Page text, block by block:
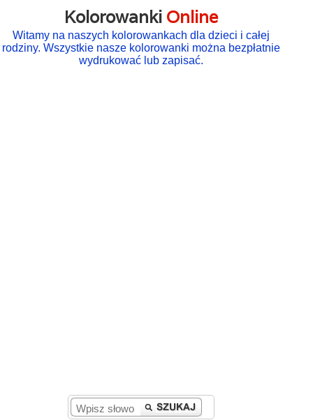
Kolorowanki Online
Witamy na naszych kolorowankach dla dzieci i całej
rodziny. Wszystkie nasze kolorowanki można bezpłatnie
wydrukować lub zapisać.